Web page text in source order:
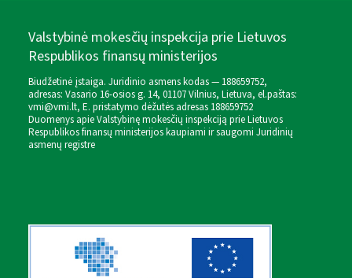
Valstybinė mokesčių inspekcija prie Lietuvos
Respublikos finansų ministerijos
Biudžetinė įstaiga. Juridinio asmens kodas — 188659752,
adresas: Vasario 16-osios g. 14, 01107 Vilnius, Lietuva, el.paštas:
vmi@vmi.lt, E. pristatymo dėžutės adresas 188659752
Duomenys apie Valstybinę mokesčių inspekciją prie Lietuvos
Respublikos finansų ministerijos kaupiami ir saugomi Juridinių
asmenų registre